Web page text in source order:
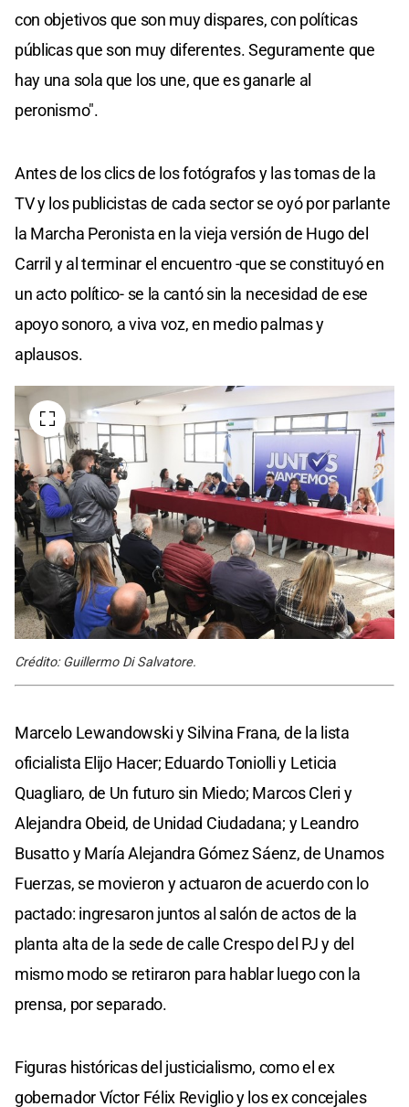
con objetivos que son muy dispares, con políticas
públicas que son muy diferentes. Seguramente que
hay una sola que los une, que es ganarle al
peronismo".
Antes de los clics de los fotógrafos y las tomas de la
TV y los publicistas de cada sector se oyó por parlante
la Marcha Peronista en la vieja versión de Hugo del
Carril y al terminar el encuentro -que se constituyó en
un acto político- se la cantó sin la necesidad de ese
apoyo sonoro, a viva voz, en medio palmas y
aplausos.
Crédito: Guillermo Di Salvatore.
Marcelo Lewandowski y Silvina Frana, de la lista
oficialista Elijo Hacer; Eduardo Toniolli y Leticia
Quagliaro, de Un futuro sin Miedo; Marcos Cleri y
Alejandra Obeid, de Unidad Ciudadana; y Leandro
Busatto y María Alejandra Gómez Sáenz, de Unamos
Fuerzas, se movieron y actuaron de acuerdo con lo
pactado: ingresaron juntos al salón de actos de la
planta alta de la sede de calle Crespo del PJ y del
mismo modo se retiraron para hablar luego con la
prensa, por separado.
Figuras históricas del justicialismo, como el ex
gobernador Víctor Félix Reviglio y los ex concejales